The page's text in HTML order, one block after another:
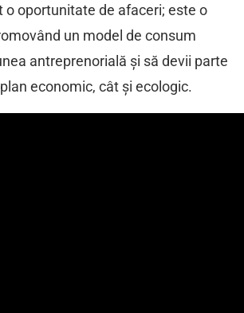
oportunitate de afaceri; este o
un model de consum
antreprenorială și să devii parte
economic, cât și ecologic.